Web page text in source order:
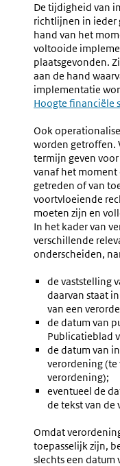
De tijdigheid van
richtlijnen in ieder
hand van het
voltooide
plaatsgevonden.
aan de hand
implementatie
Hoogte financiële
Ook
worden getroffen.
termijn geven
vanaf het moment
getreden of van
voortvloeiende
moeten zijn en
In het kader van
verschillende
onderscheiden,
de vaststelling
daarvan staat
van een
de datum van
Publicatieblad
de datum van
verordening (te
verordening);
eventueel de
de tekst van de
Omdat
toepasselijk zijn,
slechts een